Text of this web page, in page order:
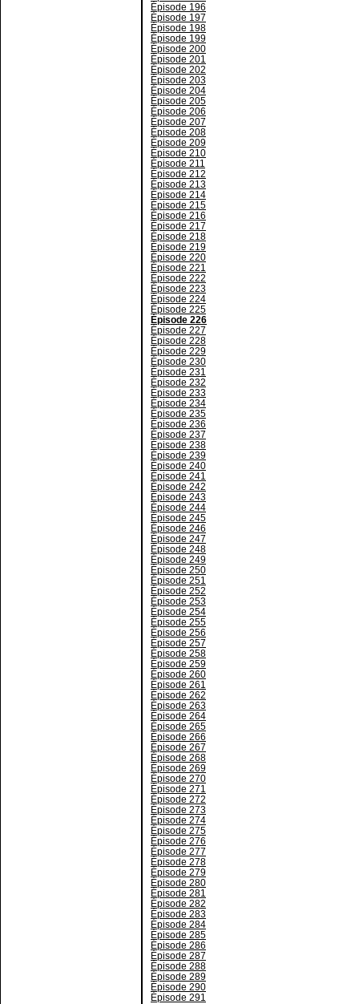
Épisode 196
Épisode 197
Épisode 198
Épisode 199
Épisode 200
Épisode 201
Épisode 202
Épisode 203
Épisode 204
Épisode 205
Épisode 206
Épisode 207
Épisode 208
Épisode 209
Épisode 210
Épisode 211
Épisode 212
Épisode 213
Épisode 214
Épisode 215
Épisode 216
Épisode 217
Épisode 218
Épisode 219
Épisode 220
Épisode 221
Épisode 222
Épisode 223
Épisode 224
Épisode 225
Épisode 226
Épisode 227
Épisode 228
Épisode 229
Épisode 230
Épisode 231
Épisode 232
Épisode 233
Épisode 234
Épisode 235
Épisode 236
Épisode 237
Épisode 238
Épisode 239
Épisode 240
Épisode 241
Épisode 242
Épisode 243
Épisode 244
Épisode 245
Épisode 246
Épisode 247
Épisode 248
Épisode 249
Épisode 250
Épisode 251
Épisode 252
Épisode 253
Épisode 254
Épisode 255
Épisode 256
Épisode 257
Épisode 258
Épisode 259
Épisode 260
Épisode 261
Épisode 262
Épisode 263
Épisode 264
Épisode 265
Épisode 266
Épisode 267
Épisode 268
Épisode 269
Épisode 270
Épisode 271
Épisode 272
Épisode 273
Épisode 274
Épisode 275
Épisode 276
Épisode 277
Épisode 278
Épisode 279
Épisode 280
Épisode 281
Épisode 282
Épisode 283
Épisode 284
Épisode 285
Épisode 286
Épisode 287
Épisode 288
Épisode 289
Épisode 290
Épisode 291